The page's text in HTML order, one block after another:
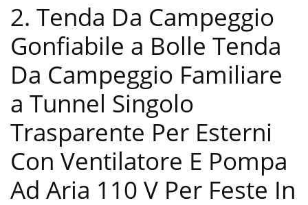
2. Tenda Da Campeggio
Gonfiabile a Bolle Tenda
Da Campeggio Familiare
a Tunnel Singolo
Trasparente Per Esterni
Con Ventilatore E Pompa
Ad Aria 110 V Per Feste In